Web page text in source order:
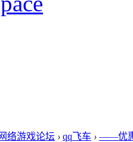
网络游戏论坛 › qq飞车 › ——优